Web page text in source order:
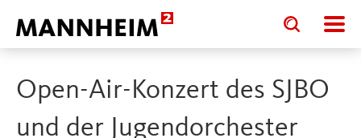
Toggle
search
input
Toggle
search
input
Open-Air-Konzert des SJBO
und der Jugendorchester